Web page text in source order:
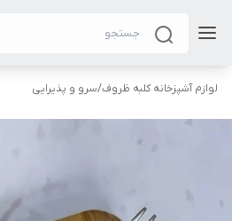
لوازم آشپزخانه کلبه ظروف/سرو و پذیرایی